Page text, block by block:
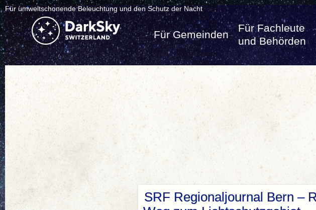
Für umweltschonende Beleuchtung und den Schutz der Nacht
Für Gemeinden
Für Fachleute
und Behörden
SRF Regionaljournal Bern –